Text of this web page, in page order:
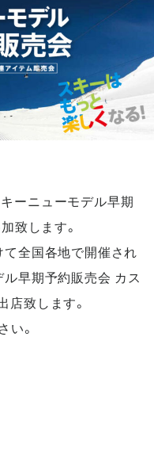
ーニューモデル早期
致します。
全国各地で開催され
早期予約販売会 カス
店致します。
い。